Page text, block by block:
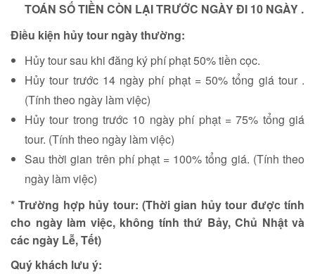
TOÁN SỐ TIỀN CÒN LẠI TRƯỚC NGÀY ĐI 10 NGÀY .
Điều kiện hủy tour ngày thường:
Hủy tour sau khi đăng ký phí phạt 50% tiền cọc.
Hủy tour trước 14 ngày phí phạt = 50% tổng giá tour .
(Tính theo ngày làm việc)
Hủy tour trong trước 10 ngày phí phạt = 75% tổng giá
tour. (Tính theo ngày làm việc)
Sau thời gian trên phí phạt = 100% tổng giá. (Tính theo
ngày làm việc)
* Trường hợp hủy tour: (Thời gian hủy tour được tính
cho ngày làm việc, không tính thứ Bảy, Chủ Nhật và
các ngày Lễ, Tết)
Quý khách lưu ý: